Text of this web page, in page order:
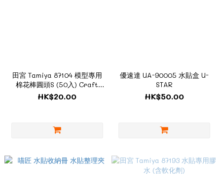
田宮 Tamiya 87104 模型專用
棉花棒圓頭S (50入) Craft
Cotton Swab (Rd,S*50)
HK$20.00
優速達 UA-90005 水貼盒 U-
STAR
HK$50.00